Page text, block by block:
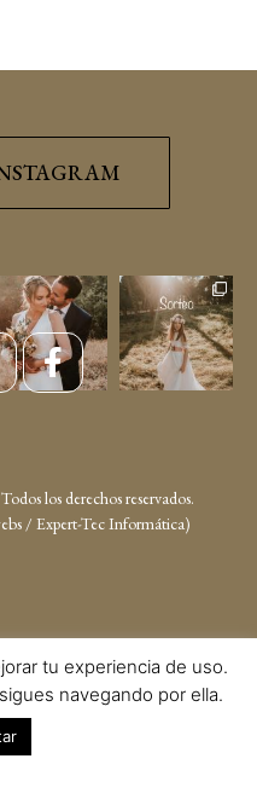
los derechos reservados.
/ Expert-Tec Informática)
tu experiencia de uso.
navegando por ella.